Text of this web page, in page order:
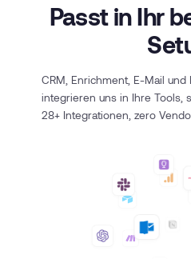
Passt in Ihr
CRM, Enrichment, E-Mail
integrieren uns in Ihre Tools,
28+ Integrationen, zero